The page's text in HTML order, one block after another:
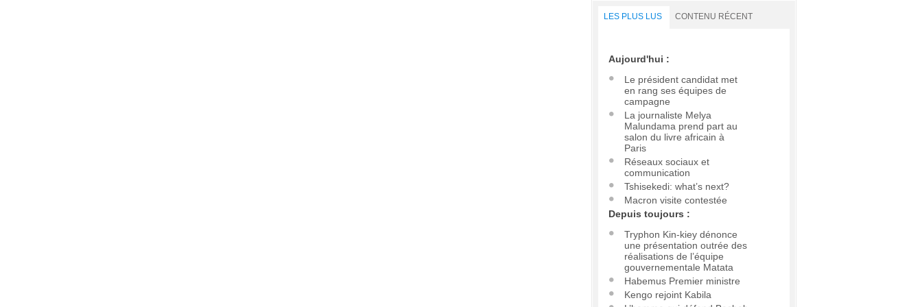
LES PLUS LUS CONTENU RÉCENT
Aujourd'hui :
Le président candidat met
en rang ses équipes de
campagne
La journaliste Melya
Malundama prend part au
salon du livre africain à
Paris
Réseaux sociaux et
communication
Tshisekedi: what’s next?
Macron visite contestée
Depuis toujours :
Tryphon Kin-kiey dénonce
une présentation outrée des
réalisations de l’équipe
gouvernementale Matata
Habemus Premier ministre
Kengo rejoint Kabila